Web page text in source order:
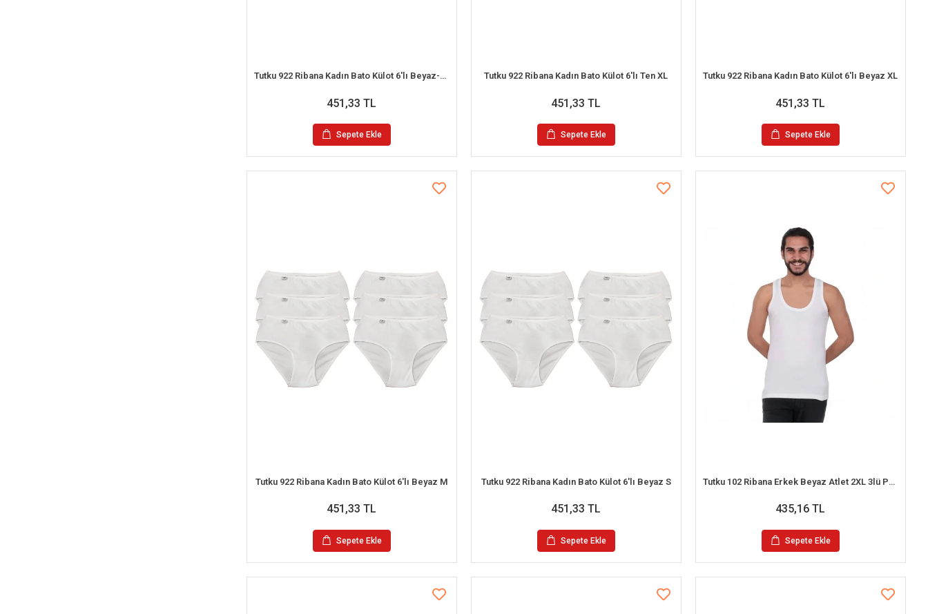
Tutku 922 Ribana Kadın Bato Külot 6'lı Beyaz-Ten M
451,33 TL
Sepete Ekle
Tutku 922 Ribana Kadın Bato Külot 6'lı Ten XL
451,33 TL
Sepete Ekle
Tutku 922 Ribana Kadın Bato Külot 6'lı Beyaz XL
451,33 TL
Sepete Ekle
Tutku 922 Ribana Kadın Bato Külot 6'lı Beyaz M
451,33 TL
Sepete Ekle
Tutku 922 Ribana Kadın Bato Külot 6'lı Beyaz S
451,33 TL
Sepete Ekle
Tutku 102 Ribana Erkek Beyaz Atlet 2XL 3lü Paket
435,16 TL
Sepete Ekle